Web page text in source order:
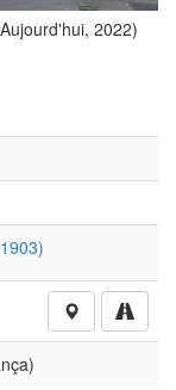
2022)